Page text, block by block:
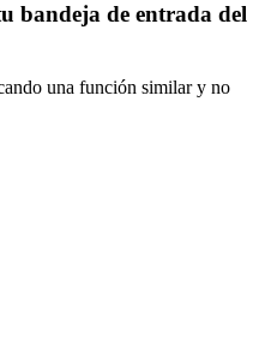
bandeja de entrada del
una función similar y no